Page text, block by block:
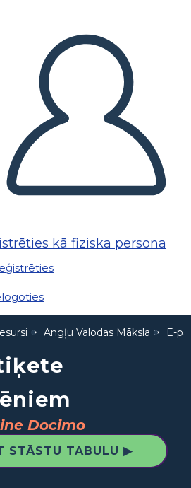
kā fiziska persona
Angļu Valodas Māksla E-
Docimo
STĀSTU TABULU ▶